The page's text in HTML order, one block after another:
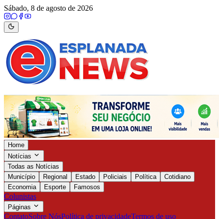
Sábado, 8 de agosto de 2026
Home
Notícias
Todas as Notícias
Município
Regional Estado Policiais Política
Cotidiano
Economia
Esporte Famosos
Colunistas
Páginas
ContatoSobre NósPolítica de privacidadeTermos de uso